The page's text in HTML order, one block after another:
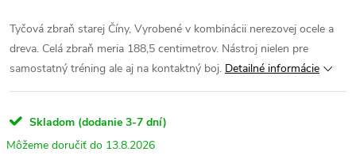
Tyčová zbraň starej Číny, Vyrobené v kombinácii nerezovej ocele a
dreva. Celá zbraň meria 188,5 centimetrov. Nástroj nielen pre
samostatný tréning ale aj na kontaktný boj. Detailné informácie
Skladom (dodanie 3-7 dní)
13.8.2026